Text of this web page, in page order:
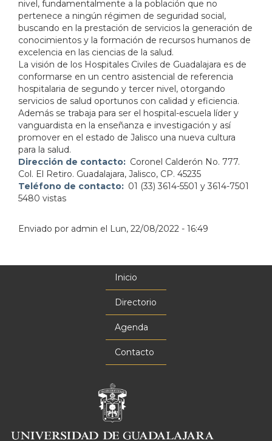
nivel, fundamentalmente a la población que no
pertenece a ningún régimen de seguridad social,
buscando en la prestación de servicios la generación de
conocimientos y la formación de recursos humanos de
excelencia en las ciencias de la salud.
La visión de los Hospitales Civiles de Guadalajara es de
conformarse en un centro asistencial de referencia
hospitalaria de segundo y tercer nivel, otorgando
servicios de salud oportunos con calidad y eficiencia.
Además se trabaja para ser el hospital-escuela líder y
vanguardista en la enseñanza e investigación y así
promover en el estado de Jalisco una nueva cultura
para la salud.
Dirección de contacto
Coronel Calderón No. 777.
Col. El Retiro. Guadalajara, Jalisco, CP. 45235
Teléfono de contacto
01 (33) 3614-5501 y 3614-7501
5480 vistas
Enviado por admin el Lun, 22/08/2022 - 16:49
Inicio
Directorio
Agenda
Contacto